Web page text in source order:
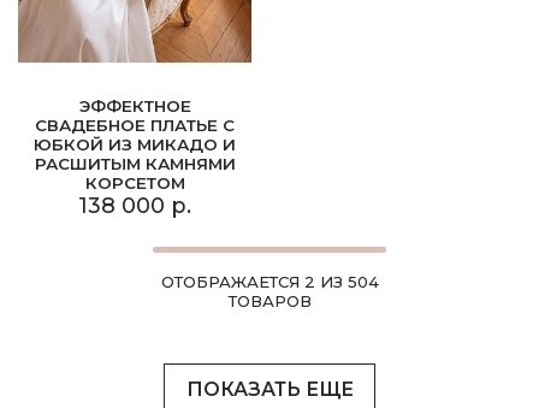
ЭФФЕКТНОЕ
СВАДЕБНОЕ ПЛАТЬЕ С
ЮБКОЙ ИЗ МИКАДО И
РАСШИТЫМ КАМНЯМИ
КОРСЕТОМ
138 000 р.
ОТОБРАЖАЕТСЯ 2 ИЗ 504
ТОВАРОВ
ПОКАЗАТЬ ЕЩЕ